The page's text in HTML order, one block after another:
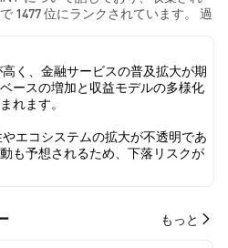
1477 位にランクされています。 過
に関するニュース記事が 0 件公開
のツイートが強気の感情を示
感情を示しました。 46.94% のツ
した。 これらの感情分析は 49 件
く、金融サービスの普及拡大が期
ースの増加と収益モデルの多様化
れます。
エコシステムの拡大が不透明であ
も予想されるため、下落リスクが
もっと